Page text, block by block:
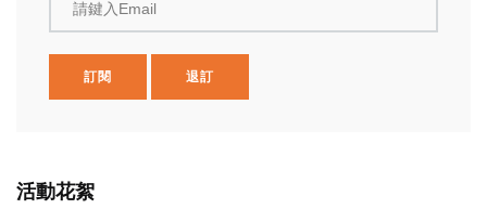
請鍵入Email
訂閱 退訂
活動花絮